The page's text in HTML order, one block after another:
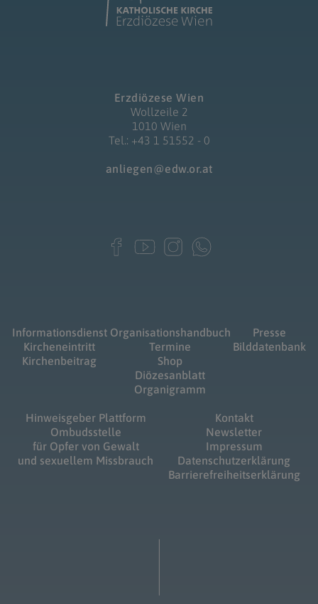
Erzdiözese Wien
Wollzeile 2
1010 Wien
Tel.: +43 1 51552 - 0
anliegen@edw.or.at
Informationsdienst
Kircheneintritt
Kirchenbeitrag
Organisationshandbuch
Termine
Shop
Diözesanblatt
Organigramm
Presse
Bilddatenbank
Hinweisgeber Plattform
Ombudsstelle
für Opfer von Gewalt
und sexuellem Missbrauch
Kontakt
Newsletter
Impressum
Datenschutzerklärung
Barrierefreiheitserklärung